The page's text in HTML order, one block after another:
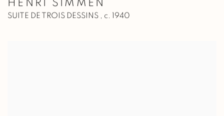
HENRI SIMMEN
SUITE DE TROIS DESSINS , c. 1940